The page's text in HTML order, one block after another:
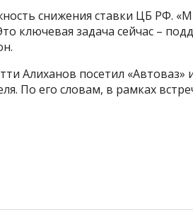
снижения ставки ЦБ РФ.
ключевая задача сейчас –
Алиханов посетил «Автоваз»
По его словам, в рамках